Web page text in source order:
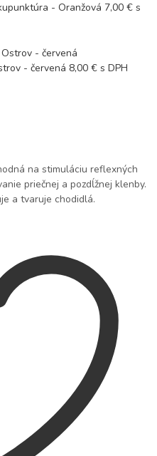
- Oranžová 7,00 € s
- červená 8,00 € s DPH
na stimuláciu reflexných
priečnej a pozdĺžnej klenby.
a tvaruje chodidlá.